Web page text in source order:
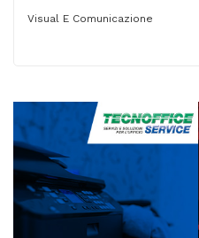
Visual E Comunicazione